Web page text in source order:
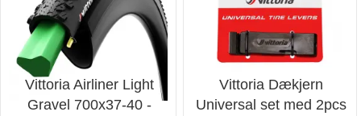
Vittoria Airliner Light
Gravel 700x37-40 -
Vittoria Dækjern
Universal set med 2pcs